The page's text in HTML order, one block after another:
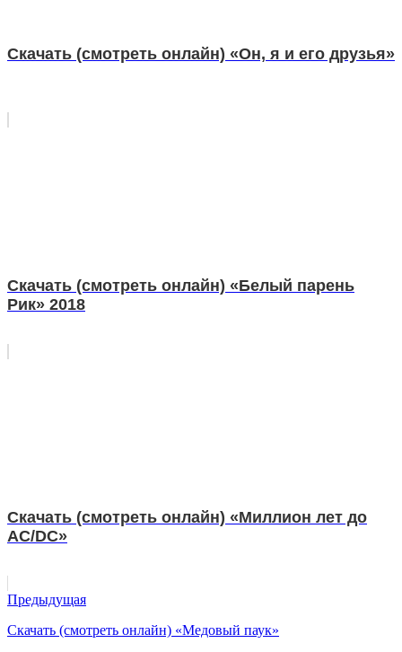
Скачать (смотреть онлайн) «Он, я и его друзья»
Скачать (смотреть онлайн) «Белый парень
Рик» 2018
Скачать (смотреть онлайн) «Миллион лет до
AC/DC»
Предыдущая
Скачать (смотреть онлайн) «Медовый паук»